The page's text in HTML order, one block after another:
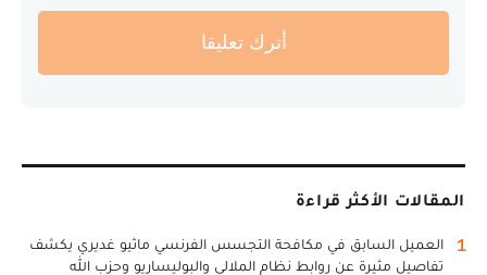
أترك تعليقا
المقالات الأكثر قراءة
1
العميل السابق في مكافحة التجسس الفرنسي ماثيو غديري يكشف
تفاصيل مثيرة عن روابط نظام الملالي والبوليساريو وحزب الله